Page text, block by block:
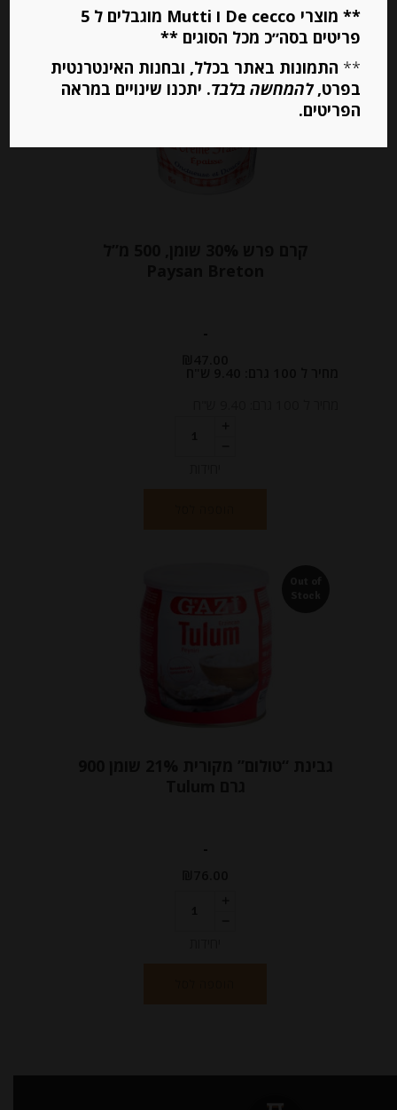
Out of
Stock
-
-
** מוצרי De cecco ו Mutti מוגבלים ל 5
פריטים בסה״כ מכל הסוגים **
** התמונות באתר בכלל, ובחנות האינטרנטית
בפרט,להמחשה בלבד. יתכנו שינויים במראה
הפריטים.